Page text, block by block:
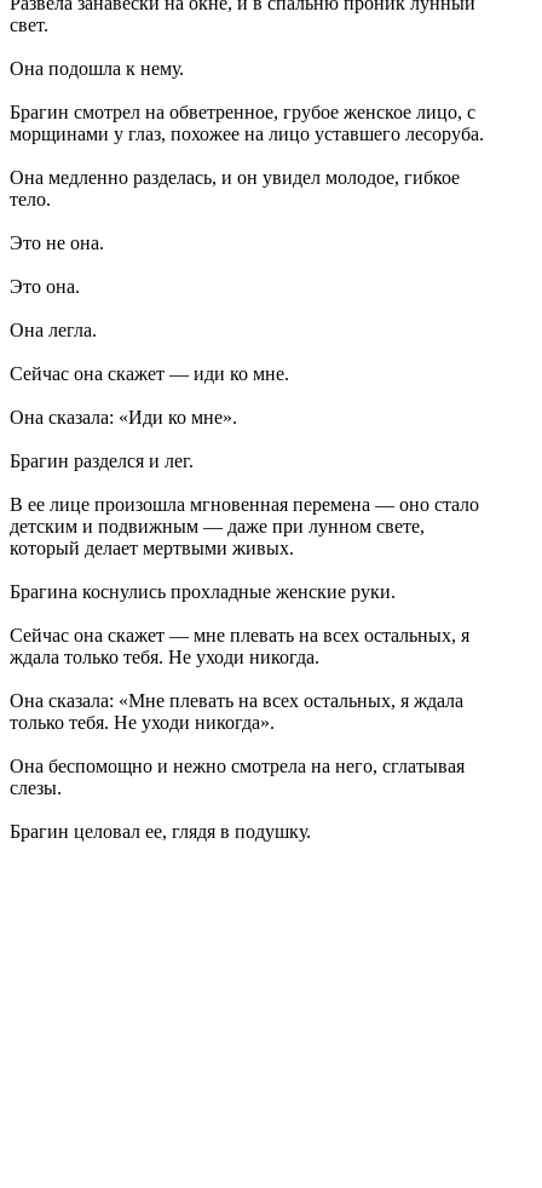
свет.
Она подошла к нему.
Брагин смотрел на обветренное, грубое женское лицо, с
морщинами у глаз, похожее на лицо уставшего лесоруба.
Она медленно разделась, и он увидел молодое, гибкое
тело.
Это не она.
Это она.
Она легла.
Сейчас она скажет — иди ко мне.
Она сказала: «Иди ко мне».
Брагин разделся и лег.
В ее лице произошла мгновенная перемена — оно стало
детским и подвижным — даже при лунном свете,
который делает мертвыми живых.
Брагина коснулись прохладные женские руки.
Сейчас она скажет — мне плевать на всех остальных, я
ждала только тебя. Не уходи никогда.
Она сказала: «Мне плевать на всех остальных, я ждала
только тебя. Не уходи никогда».
Она беспомощно и нежно смотрела на него, сглатывая
слезы.
Брагин целовал ее, глядя в подушку.